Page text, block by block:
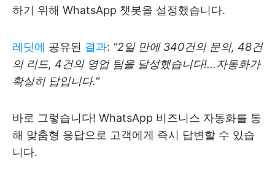
하기 위해 WhatsApp 챗봇을 설정했습니다.
레딧에 공유된 결과: "2일 만에 340건의 문의, 48건
의 리드, 4건의 영업 팀을 달성했습니다!…자동화가
확실히 답입니다."
바로 그렇습니다! WhatsApp 비즈니스 자동화를 통
해 맞춤형 응답으로 고객에게 즉시 답변할 수 있습
니다.